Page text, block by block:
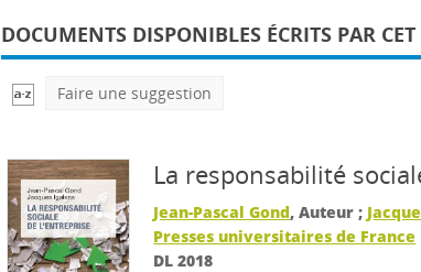
DOCUMENTS DISPONIBLES ÉCRITS PAR
Faire une suggestion
La responsabilité
Jean-Pascal Gond, Auteur ;
Presses universitaires de France
DL 2018